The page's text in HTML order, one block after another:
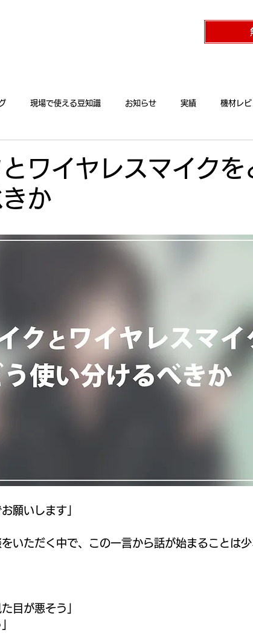
現場で使える豆知識 お知らせ 実績 機材レ
ワイヤレスマイクを
か
願いします」
いただく中で、この一言から話が始まることは
目が悪そう」